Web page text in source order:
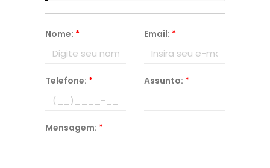
Nome: * Email: *
Telefone: * Assunto: *
Mensagem: *